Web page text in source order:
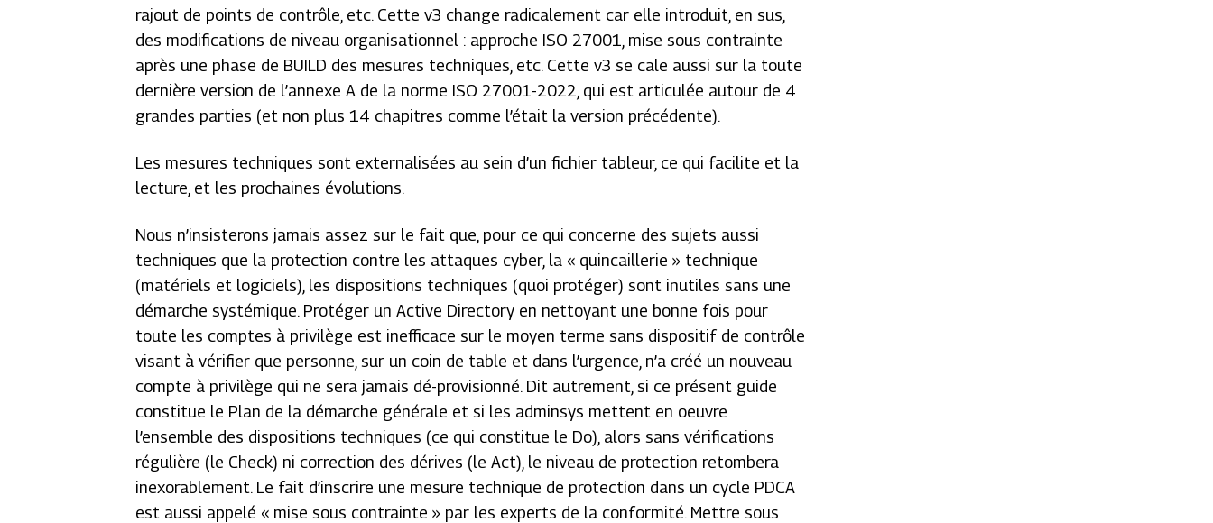
rajout de points de contrôle, etc. Cette v3 change radicalement car elle introduit, en sus,
des modifications de niveau organisationnel : approche ISO 27001, mise sous contrainte
après une phase de BUILD des mesures techniques, etc. Cette v3 se cale aussi sur la toute
dernière version de l’annexe A de la norme ISO 27001-2022, qui est articulée autour de 4
grandes parties (et non plus 14 chapitres comme l’était la version précédente).
Les mesures techniques sont externalisées au sein d’un fichier tableur, ce qui facilite et la
lecture, et les prochaines évolutions.
Nous n’insisterons jamais assez sur le fait que, pour ce qui concerne des sujets aussi
techniques que la protection contre les attaques cyber, la « quincaillerie » technique
(matériels et logiciels), les dispositions techniques (quoi protéger) sont inutiles sans une
démarche systémique. Protéger un Active Directory en nettoyant une bonne fois pour
toute les comptes à privilège est inefficace sur le moyen terme sans dispositif de contrôle
visant à vérifier que personne, sur un coin de table et dans l’urgence, n’a créé un nouveau
compte à privilège qui ne sera jamais dé-provisionné. Dit autrement, si ce présent guide
constitue le Plan de la démarche générale et si les adminsys mettent en oeuvre
l’ensemble des dispositions techniques (ce qui constitue le Do), alors sans vérifications
régulière (le Check) ni correction des dérives (le Act), le niveau de protection retombera
inexorablement. Le fait d’inscrire une mesure technique de protection dans un cycle PDCA
est aussi appelé « mise sous contrainte » par les experts de la conformité. Mettre sous